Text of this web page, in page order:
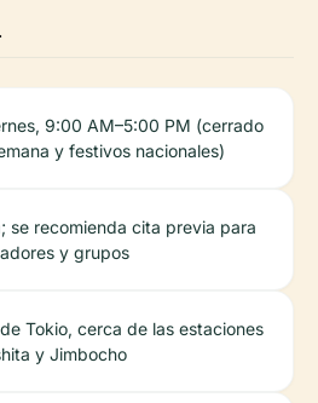
9:00 AM–5:00 PM (cerrado
y festivos nacionales)
se recomienda cita previa para
y grupos
Tokio, cerca de las estaciones
y Jimbocho